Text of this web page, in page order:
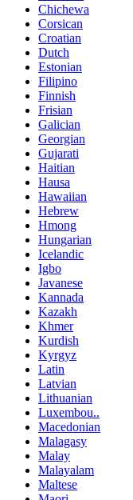
Chichewa
Corsican
Croatian
Dutch
Estonian
Filipino
Finnish
Frisian
Galician
Georgian
Gujarati
Haitian
Hausa
Hawaiian
Hebrew
Hmong
Hungarian
Icelandic
Igbo
Javanese
Kannada
Kazakh
Khmer
Kurdish
Kyrgyz
Latin
Latvian
Lithuanian
Luxembou..
Macedonian
Malagasy
Malay
Malayalam
Maltese